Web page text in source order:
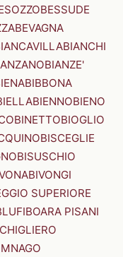
BESSUDE
BEVAGNA
BIANCHI
BIANZE'
BIBBONA
BIENNOBIENO
BINETTOBIOGLIO
BISCEGLIE
BISUSCHIO
BIVONGI
SUPERIORE
BOARA PISANI